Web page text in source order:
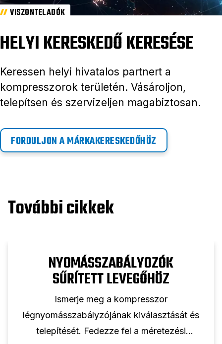
VISZONTELADÓK
HELYI KERESKEDŐ KERESÉSE
Keressen helyi hivatalos partnert a
kompresszorok területén. Vásároljon,
telepítsen és szervizeljen magabiztosan.
FORDULJON A MÁRKAKERESKEDŐHÖZ
További cikkek
NYOMÁSSZABÁLYOZÓK
SŰRÍTETT LEVEGŐHÖZ
Ismerje meg a kompresszor
légnyomásszabályzójának kiválasztását és
telepítését. Fedezze fel a méretezési